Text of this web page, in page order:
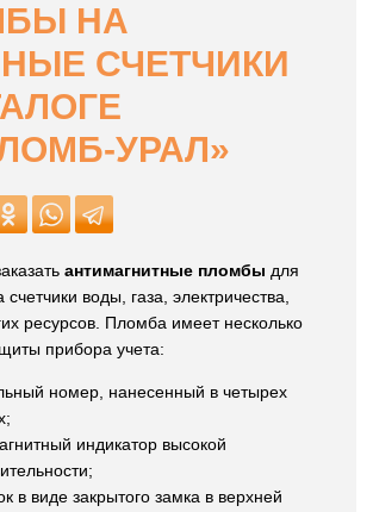
НА
СЧЕТЧИКИ
УРАЛ»
антимагнитные пломбы для
счетчики воды, газа, электричества,
ресурсов. Пломба имеет несколько
прибора учета:
номер, нанесенный в четырех
индикатор высокой
в виде закрытого замка в верхней